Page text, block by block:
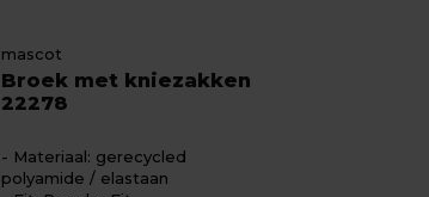
mascot
Broek met kniezakken
22278
Materiaal: gerecycled
polyamide / elastaan